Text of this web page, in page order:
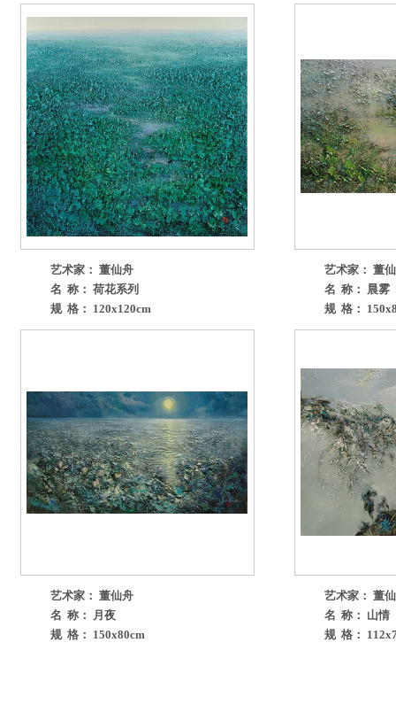
艺术家： 董仙舟
名 称： 荷花系列
规 格： 120x120cm
艺术家： 董
名 称： 晨雾
规 格：
艺术家： 董仙舟
名 称： 月夜
规 格： 150x80cm
艺术家： 董
名 称： 山情
规 格：